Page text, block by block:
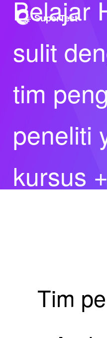
SuperTest
Belajar
sulit
tim
peneliti
kursus
Tim